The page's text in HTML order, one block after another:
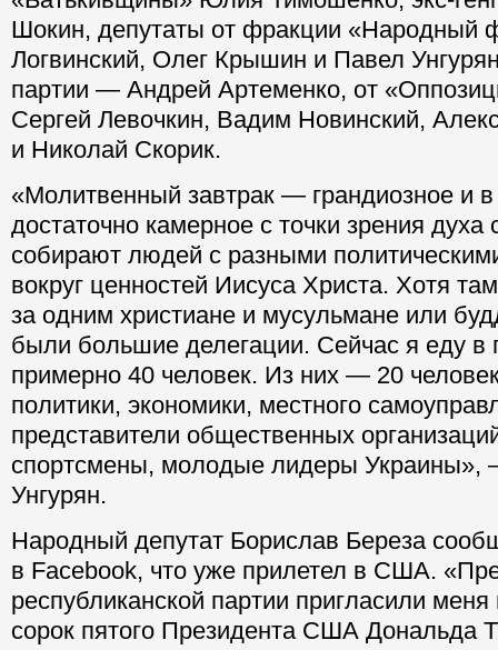
По данным издания, в Вашингтон
«Батькивщины» Юлия Тимошенко, экс-
Шокин, депутаты от фракции «Народный
Логвинский, Олег Крышин и Павел
партии — Андрей Артеменко, от
Сергей Левочкин, Вадим Новинский,
и Николай Скорик.
«Молитвенный завтрак — грандиозное и
достаточно камерное с точки зрения духа
собирают людей с разными
вокруг ценностей Иисуса Христа. Хотя
за одним христиане и мусульмане или
были большие делегации. Сейчас я еду в
примерно 40 человек. Из них — 20
политики, экономики, местного
представители общественных
спортсмены, молодые лидеры Украины»,
Унгурян.
Народный депутат Борислав Береза
в Facebook, что уже прилетел в США.